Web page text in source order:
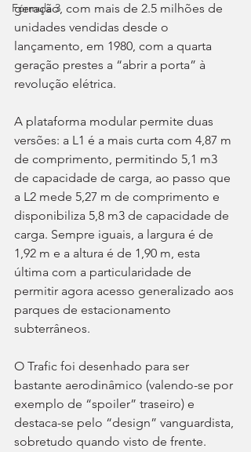
Fórmula 3
geração, com mais de 2.5 milhões de
unidades vendidas desde o
lançamento, em 1980, com a quarta
geração prestes a “abrir a porta” à
revolução elétrica.
A plataforma modular permite duas
versões: a L1 é a mais curta com 4,87 m
de comprimento, permitindo 5,1 m3
de capacidade de carga, ao passo que
a L2 mede 5,27 m de comprimento e
disponibiliza 5,8 m3 de capacidade de
carga. Sempre iguais, a largura é de
1,92 m e a altura é de 1,90 m, esta
última com a particularidade de
permitir agora acesso generalizado aos
parques de estacionamento
subterrâneos.
O Trafic foi desenhado para ser
bastante aerodinâmico (valendo-se por
exemplo de “spoiler” traseiro) e
destaca-se pelo “design” vanguardista,
sobretudo quando visto de frente.